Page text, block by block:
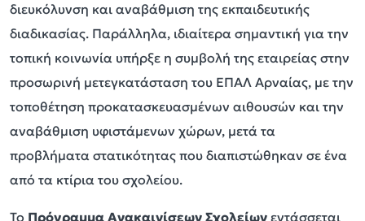
διευκόλυνση και αναβάθμιση της εκπαιδευτικής
διαδικασίας. Παράλληλα, ιδιαίτερα σημαντική για την
τοπική κοινωνία υπήρξε η συμβολή της εταιρείας στην
προσωρινή μετεγκατάσταση του ΕΠΑΛ Αρναίας, με την
τοποθέτηση προκατασκευασμένων αιθουσών και την
αναβάθμιση υφιστάμενων χώρων, μετά τα
προβλήματα στατικότητας που διαπιστώθηκαν σε ένα
από τα κτίρια του σχολείου.
Το Πρόγραμμα Ανακαινίσεων Σχολείων εντάσσεται